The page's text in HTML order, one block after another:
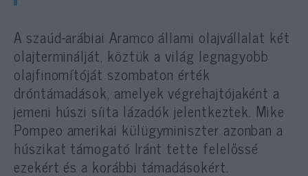
A szaúd-arábiai Aramco állami olajvállalat két
olajterminálját, köztük a világ legnagyobb
olajfinomítóját szombaton érték
dróntámadások, amelyek végrehajtójaként a
jemeni húszi síita lázadók jelentkeztek. Mike
Pompeo amerikai külügyminiszter azonban a
húszikat támogató Iránt tette felelőssé
ezekért és a korábbi támadásokért.